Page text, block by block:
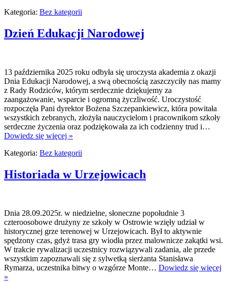
Kategoria: Bez kategorii
Dzień Edukacji Narodowej
13 października 2025 roku odbyła się uroczysta akademia z okazji
Dnia Edukacji Narodowej, a swą obecnością zaszczyciły nas mamy
z Rady Rodziców, którym serdecznie dziękujemy za
zaangażowanie, wsparcie i ogromną życzliwość. Uroczystość
rozpoczęła Pani dyrektor Bożena Szczepankiewicz, która powitała
wszystkich zebranych, złożyła nauczycielom i pracownikom szkoły
serdeczne życzenia oraz podziękowała za ich codzienny trud i…
Dowiedz się więcej »
Kategoria: Bez kategorii
Historiada w Urzejowicach
Dnia 28.09.2025r. w niedzielne, słoneczne popołudnie 3
czteroosobowe drużyny ze szkoły w Ostrowie wzięły udział w
historycznej grze terenowej w Urzejowicach. Był to aktywnie
spędzony czas, gdyż trasa gry wiodła przez malownicze zakątki wsi.
W trakcie rywalizacji uczestnicy rozwiązywali zadania, ale przede
wszystkim zapoznawali się z sylwetką sierżanta Stanisława
Rymarza, uczestnika bitwy o wzgórze Monte… Dowiedz się więcej
»